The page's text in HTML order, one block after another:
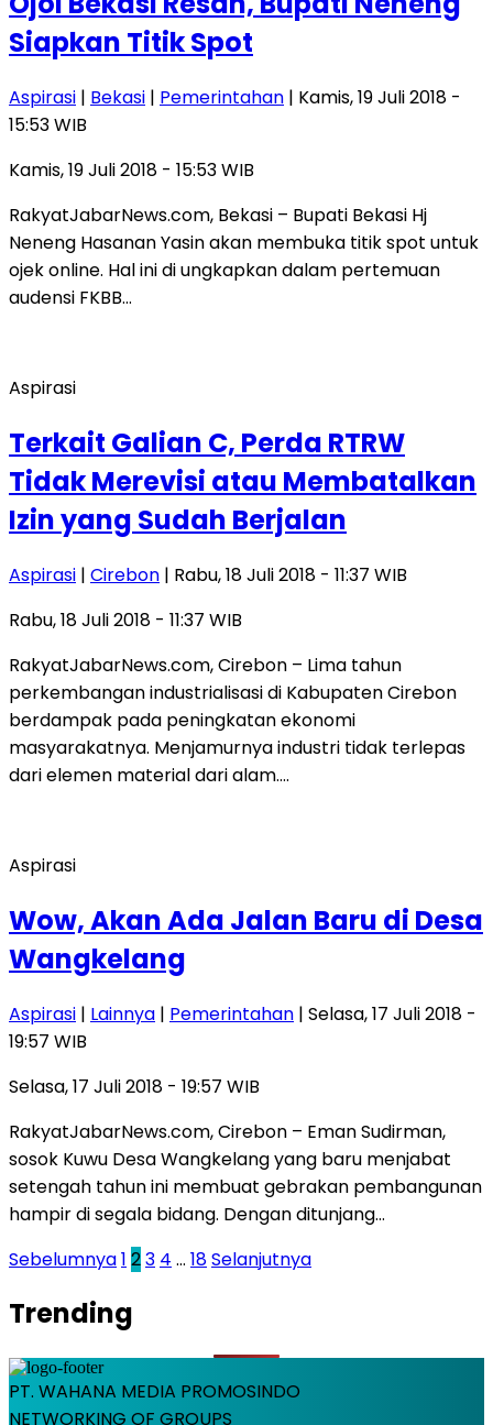
Siapkan Titik Spot
Aspirasi | Bekasi | Pemerintahan | Kamis, 19 Juli 2018 -
15:53 WIB
Kamis, 19 Juli 2018 - 15:53 WIB
RakyatJabarNews.com, Bekasi – Bupati Bekasi Hj
Neneng Hasanan Yasin akan membuka titik spot untuk
ojek online. Hal ini di ungkapkan dalam pertemuan
audensi FKBB…
Aspirasi
Terkait Galian C, Perda RTRW
Tidak Merevisi atau Membatalkan
Izin yang Sudah Berjalan
Aspirasi | Cirebon | Rabu, 18 Juli 2018 - 11:37 WIB
Rabu, 18 Juli 2018 - 11:37 WIB
RakyatJabarNews.com, Cirebon – Lima tahun
perkembangan industrialisasi di Kabupaten Cirebon
berdampak pada peningkatan ekonomi
masyarakatnya. Menjamurnya industri tidak terlepas
dari elemen material dari alam….
Aspirasi
Wow, Akan Ada Jalan Baru di Desa
Wangkelang
Aspirasi | Lainnya | Pemerintahan | Selasa, 17 Juli 2018 -
19:57 WIB
Selasa, 17 Juli 2018 - 19:57 WIB
RakyatJabarNews.com, Cirebon – Eman Sudirman,
sosok Kuwu Desa Wangkelang yang baru menjabat
setengah tahun ini membuat gebrakan pembangunan
hampir di segala bidang. Dengan ditunjang…
Paginasi
Sebelumnya1 23 4 … 18Selanjutnya
Trending
PT. WAHANA MEDIA PROMOSINDO
NETWORKING OF GROUPS